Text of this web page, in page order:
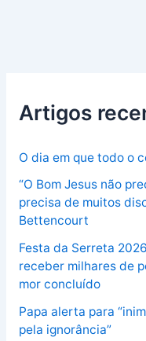
Artigos
O dia em que todo o
“O Bom Jesus não
precisa de muitos
Bettencourt
Festa da Serreta
receber milhares de
mor concluído
Papa alerta para
pela ignorância”